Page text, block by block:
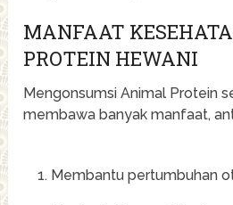
MANFAAT
PROTEIN HEWANI
Mengonsumsi Animal Protein
membawa banyak manfaat,
Membantu pertumbuhan